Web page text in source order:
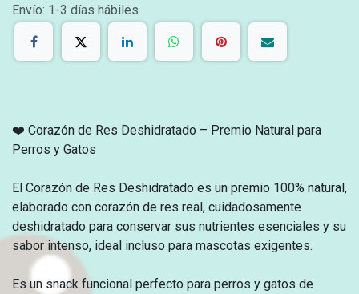
Envío: 1-3 días hábiles
❤️ Corazón de Res Deshidratado – Premio Natural para
Perros y Gatos
El Corazón de Res Deshidratado es un premio 100% natural,
elaborado con corazón de res real, cuidadosamente
deshidratado para conservar sus nutrientes esenciales y su
sabor intenso, ideal incluso para mascotas exigentes.
Es un snack funcional perfecto para perros y gatos de